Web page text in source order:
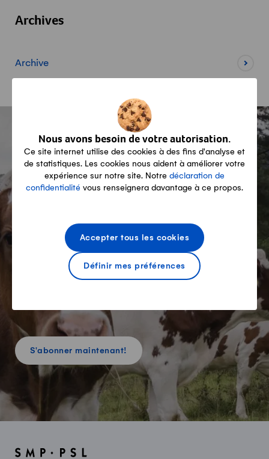
Nous avons besoin de votre autorisation.
Ce site internet utilise des cookies à des fins d'analyse et
de statistiques. Les cookies nous aident à améliorer votre
expérience sur notre site. Notre déclaration de
confidentialité vous renseignera davantage à ce propos.
Définir mes préférences
Accepter tous les cookies
Archives
Archive
Newsletter producteurs
Recevez gratuitement
notre newsletter
spécialisée
S'abonner maintenant!